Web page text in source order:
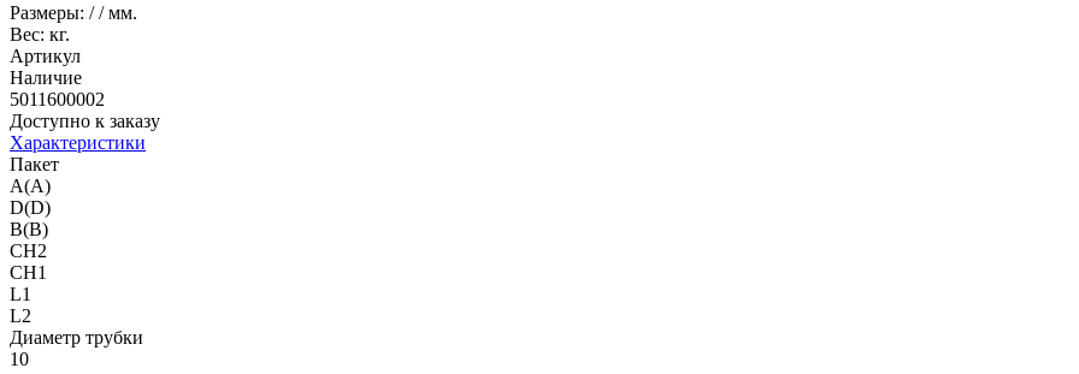
Размеры: //мм.
Вес: кг.
Артикул
Наличие
5011600002
Доступно к заказу
Характеристики
Пакет
A(A)
D(D)
B(B)
CH2
CH1
L1
L2
Диаметр трубки
10